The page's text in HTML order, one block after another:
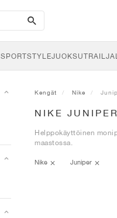
search-
btn
SPORTSTYLEJUOKSUTRAIL
Kengät Nike
NIKE
Helppokäyttöinen
maastossa.
Nike Juniper